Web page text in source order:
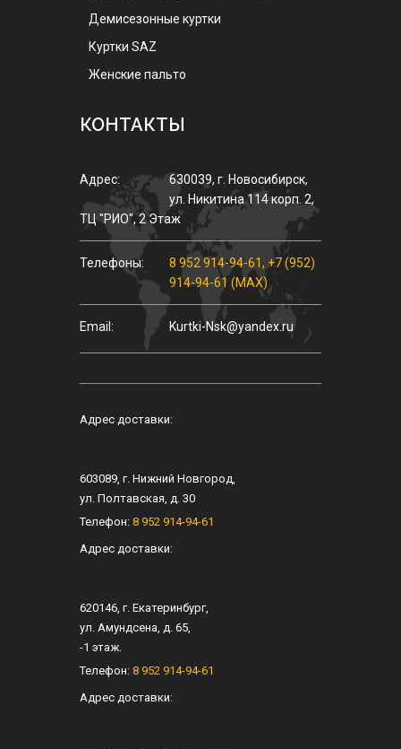
Демисезонные куртки
Куртки SAZ
Женские пальто
КОНТАКТЫ
Адрес: 630039, г. Новосибирск,
ул. Никитина 114 корп. 2,
ТЦ "РИО", 2 Этаж
Телефоны: 8 952 914-94-61, +7 (952)
914-94-61 (MAX)
Email: Kurtki-Nsk@yandex.ru
Адрес доставки:
603089, г. Нижний Новгород,
ул. Полтавская, д. 30
Телефон: 8 952 914-94-61
Адрес доставки:
620146, г. Екатеринбург,
ул. Амундсена, д. 65,
-1 этаж.
Телефон: 8 952 914-94-61
Адрес доставки: